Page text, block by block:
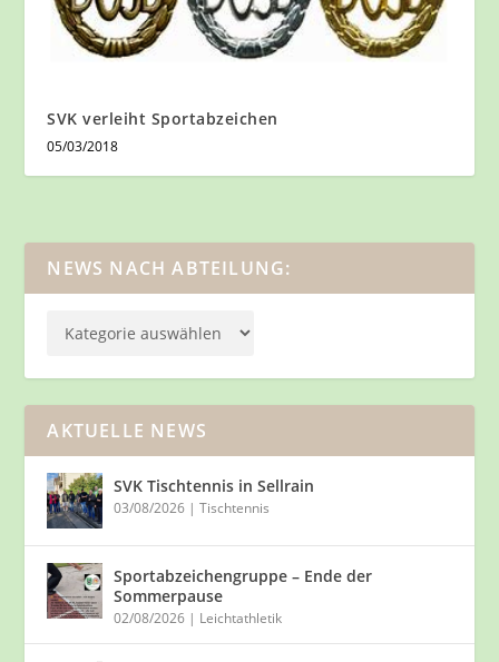
SVK verleiht Sportabzeichen
05/03/2018
NEWS NACH ABTEILUNG:
AKTUELLE NEWS
SVK Tischtennis in Sellrain
03/08/2026 |Tischtennis
Sportabzeichengruppe – Ende der
Sommerpause
02/08/2026 | Leichtathletik